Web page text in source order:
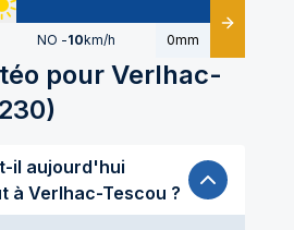
NO -10km/h 0mm Détails
pour Verlhac-
)
il aujourd'hui
7 aout à Verlhac-Tescou ?